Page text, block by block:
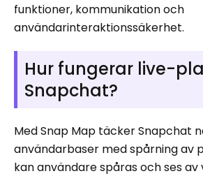
funktioner, kommunikation och
användarinteraktionssäkerhet.
Hur fungerar live-
Snapchat?
Med Snap Map täcker Snapchat
användarbaser med spårning av
kan användare spåras och ses